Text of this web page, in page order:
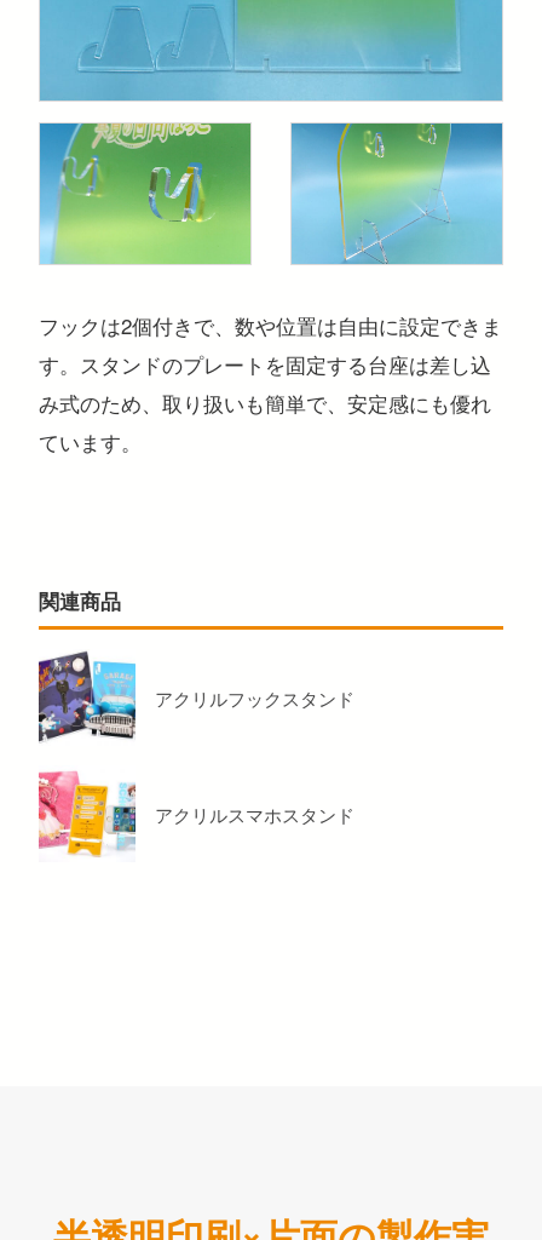
フックは2個付きで、数や位置は自由に設定できま
す。スタンドのプレートを固定する台座は差し込
み式のため、取り扱いも簡単で、安定感にも優れ
ています。
関連商品
アクリルフックスタンド
アクリルスマホスタンド